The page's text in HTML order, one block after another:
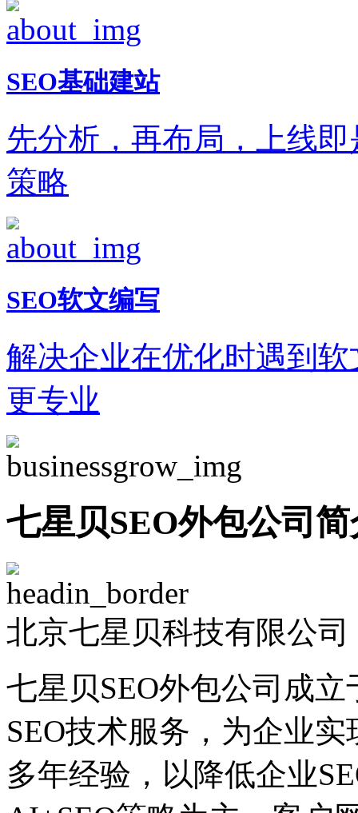
SEO基础建站
先分析，再布局，上线
策略
SEO软文编写
解决企业在优化时遇到
更专业
七星贝SEO外包公司简
北京七星贝科技有限公
七星贝SEO外包公司成
SEO技术服务，为企业
多年经验，以降低企业